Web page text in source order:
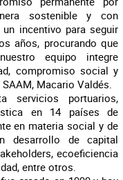
sostenible y con
incentivo para seguir
años, procurando que
equipo integre
compromiso social y
Macario Valdés.
servicios portuarios,
en 14 países de
en materia social y de
desarrollo de capital
ecoeficiencia
entre otros.